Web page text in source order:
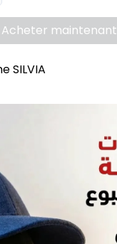
Acheter maintenant
SILVIA